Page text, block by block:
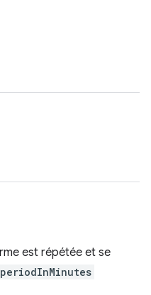
est répétée et se
periodInMinutes